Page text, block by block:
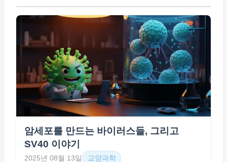
암세포를 만드는 바이러스들, 그리고
SV40 이야기
2025년 08월 13일 교양과학